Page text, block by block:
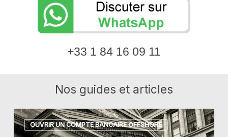
+33 1 84 16 09 11
Nos guides et articles
OUVRIR UN COMPTE BANCAIRE OFFSHORE
Compte
bancaire